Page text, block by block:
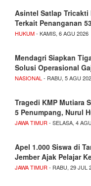
Asintel Satlap Tricakti
Terkait Penanganan
HUKUM- KAMIS, 6 AGU 2026
Mendagri Siapkan
Solusi Operasional
NASIONAL - RABU, 5 AGU
Tragedi KMP Mutiara
5 Penumpang, Nurul
JAWA TIMUR - SELASA, 4
Apel 1.000 Siswa di
Jember Ajak Pelajar
JAWA TIMUR - RABU, 29 JUL